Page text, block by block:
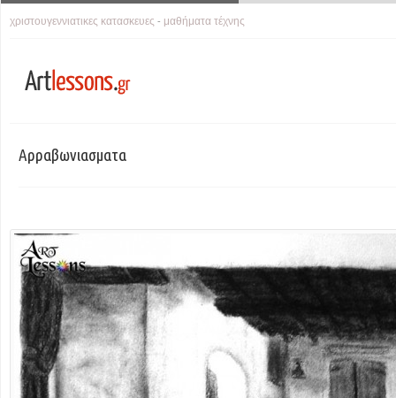
χριστουγεννιατικες κατασκευες - μαθήματα τέχνης
Αρραβωνιασματα